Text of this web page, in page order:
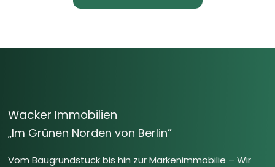
Wacker Immobilien
„Im Grünen Norden von Berlin”
Vom Baugrundstück bis hin zur Markenimmobilie – Wir